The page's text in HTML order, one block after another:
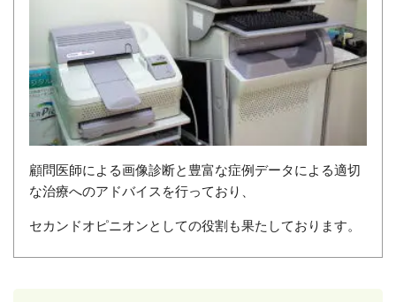
顧問医師による画像診断と豊富な症例データによる適切
な治療へのアドバイスを行っており、
セカンドオピニオンとしての役割も果たしております。